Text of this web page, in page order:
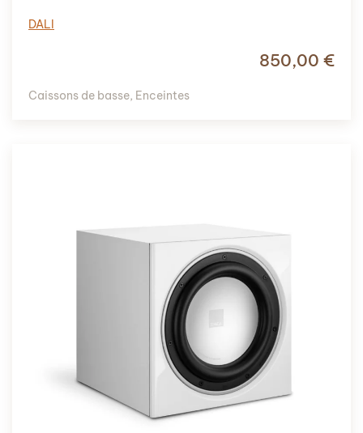
DALI
850,00 €
Caissons de basse, Enceintes